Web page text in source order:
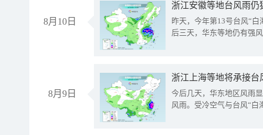
8月10日
浙江安徽等地台风雨
昨天，今年第13号台风“
后三天，华东等地仍有强
8月9日
浙江上海等地将承接台
今后几天，华东地区风雨
风雨。受冷空气与台风“白